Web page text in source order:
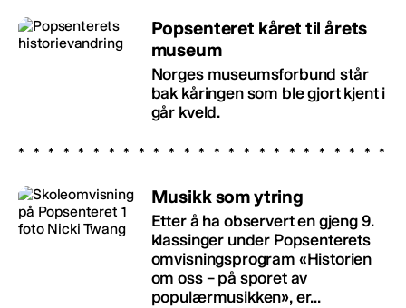
Popsenteret kåret til årets
museum
Norges museumsforbund står
bak kåringen som ble gjort kjent i
går kveld.
Musikk som ytring
Etter å ha observert en gjeng 9.
klassinger under Popsenterets
omvisningsprogram «Historien
om oss – på sporet av
populærmusikken», er...